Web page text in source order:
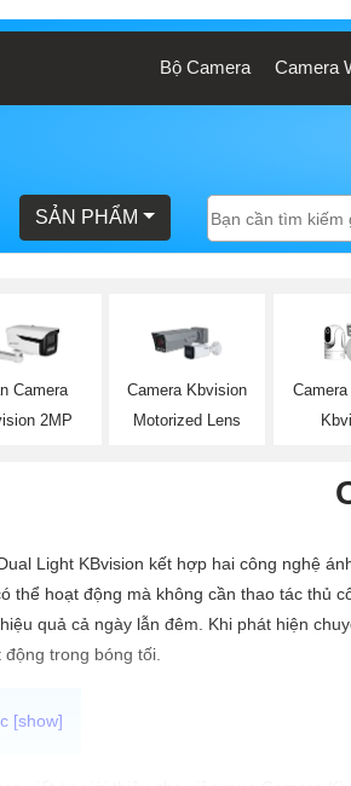
Bộ Camera Camera
SẢN PHẨM
Camera
2MP
Camera Kbvision
Motorized Lens
Light KBvision kết hợp hai công nghệ
thể hoạt động mà không cần thao tác thủ
quả cả ngày lẫn đêm. Khi phát hiện
động trong bóng tối.